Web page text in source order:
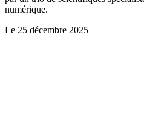
numérique.
Le 25 décembre 2025